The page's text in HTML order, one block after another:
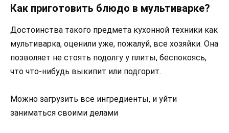
Как приготовить блюдо в мультиварке?
Достоинства такого предмета кухонной техники как
мультиварка, оценили уже, пожалуй, все хозяйки. Она
позволяет не стоять подолгу у плиты, беспокоясь,
что что-нибудь выкипит или подгорит.
Можно загрузить все ингредиенты, и уйти
заниматься своими делами